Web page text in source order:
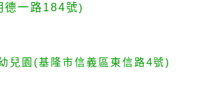
德一路184號)
兒園 (基隆市信義區東信路4號)